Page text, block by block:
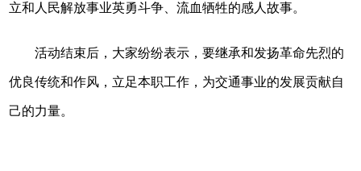
立和人民解放事业英勇斗争、流血牺牲的感人故事。
活动结束后，大家纷纷表示，要继承和发扬革命先烈的
优良传统和作风，立足本职工作，为交通事业的发展贡献自
己的力量。